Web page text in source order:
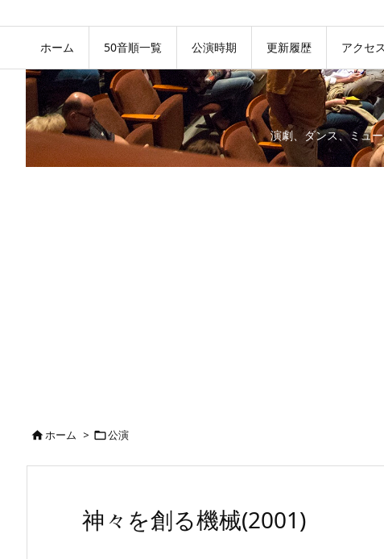
ホーム 50音順一覧 公演時期 更新履歴 アクセ
演劇、ダンス、ミュ
ホーム > 公演
神々を創る機械(2001)